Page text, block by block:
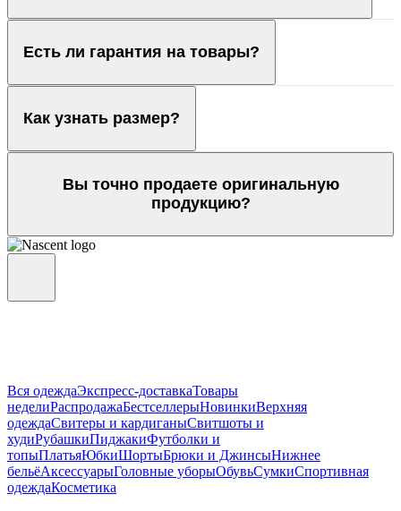
Есть ли гарантия на товары?
Как узнать размер?
Вы точно продаете оригинальную
продукцию?
Вся одеждаЭкспресс-доставкаТовары
неделиРаспродажаБестселлерыНовинкиВерхняя
одеждаСвитеры и кардиганыСвитшоты и
худиРубашкиПиджакиФутболки и
топыПлатьяЮбкиШортыБрюки и ДжинсыНижнее
бельёАксессуарыГоловные уборыОбувьСумкиСпортивная
одеждаКосметика